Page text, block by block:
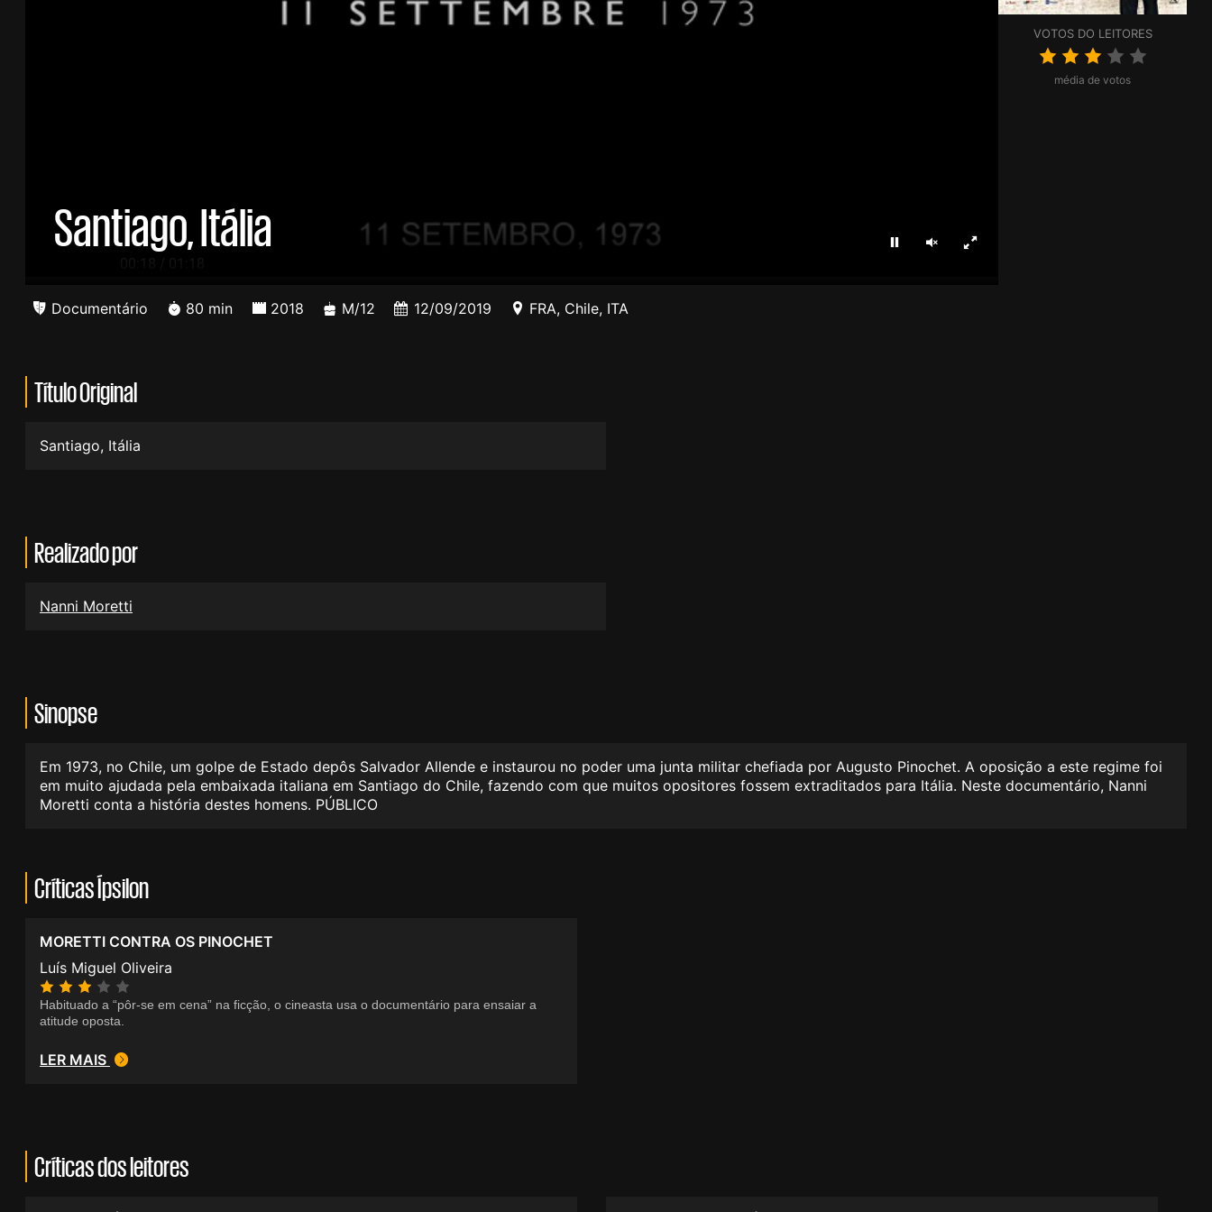
PararLigar somEcrã inteiro
Santiago, Itália
VOTOS DO LEITORES
média de votos
Documentário 80 min 2018 M/12 12/09/2019 FRA, Chile, ITA
Título Original
Santiago, Itália
Realizado por
Nanni Moretti
Sinopse
Em 1973, no Chile, um golpe de Estado depôs Salvador Allende e instaurou no poder uma junta militar chefiada por Augusto Pinochet. A oposição a este regime foi
em muito ajudada pela embaixada italiana em Santiago do Chile, fazendo com que muitos opositores fossem extraditados para Itália. Neste documentário, Nanni
Moretti conta a história destes homens. PÚBLICO
Críticas Ípsilon
MORETTI CONTRA OS PINOCHET
Luís Miguel Oliveira
Habituado a “pôr-se em cena” na ficção, o cineasta usa o documentário para ensaiar a
atitude oposta.
LER MAIS
Críticas dos leitores